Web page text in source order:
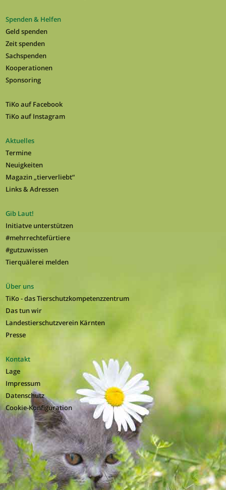
Spenden & Helfen
Geld spenden
Zeit spenden
Sachspenden
Kooperationen
Sponsoring
TiKo auf Facebook
TiKo auf Instagram
Aktuelles
Termine
Neuigkeiten
Magazin „tierverliebt“
Links & Adressen
Gib Laut!
Initiatve unterstützen
#mehrrechtefürtiere
#gutzuwissen
Tierquälerei melden
Über uns
TiKo - das Tierschutzkompetenzzentrum
Das tun wir
Landestierschutzverein Kärnten
Presse
Kontakt
Lage
Impressum
Datenschutz
Cookie-Konfiguration